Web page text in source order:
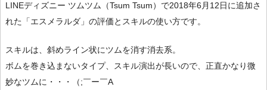
LINEディズニー ツムツム（Tsum Tsum）で2018年6月12日に追加さ
れた「エスメラルダ」の評価とスキルの使い方です。
スキルは、斜めライン状にツムを消す消去系。
ボムを巻き込まないタイプ、スキル演出が長いので、正直かなり微
妙なツムに・・・（;￣ー￣A